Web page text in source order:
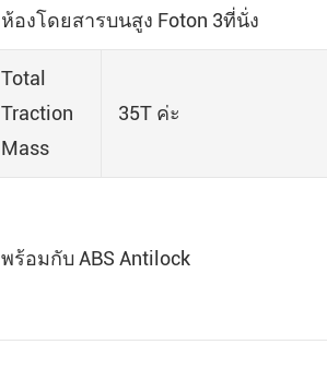
ห้องโดยสารบนสูง Foton 3ที่นั่ง
Total
Traction
Mass
35T ค่ะ
พร้อมกับ ABS Antilock